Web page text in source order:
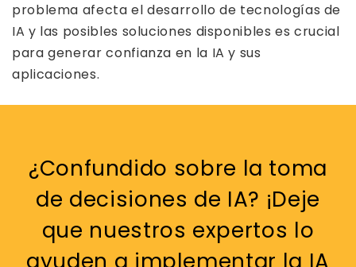
problema afecta el desarrollo de tecnologías de
IA y las posibles soluciones disponibles es crucial
para generar confianza en la IA y sus
aplicaciones.
¿Confundido sobre la toma
de decisiones de IA? ¡Deje
que nuestros expertos lo
ayuden a implementar la IA